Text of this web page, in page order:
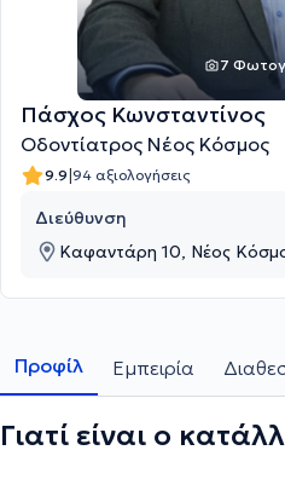
7
Πάσχος Κωνσταντίνος
Οδοντίατρος Νέος Κόσμος
9.9|94 αξιολογήσεις
Διεύθυνση
Καφαντάρη 10, Νέος
Προφίλ Εμπειρία
Γιατί είναι ο